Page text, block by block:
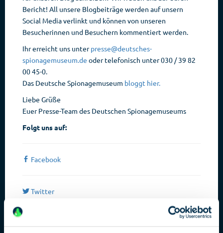
Bericht! All unsere Blogbeiträge werden auf unsern
Social Media verlinkt und können von unseren
Besucherinnen und Besuchern kommentiert werden.
Ihr erreicht uns unterpresse@deutsches-
spionagemuseum.de oder telefonisch unter 030 / 39 82
00 45-0.
Das Deutsche Spionagemuseum bloggt hier.
Liebe Grüße
Euer Presse-Team des Deutschen Spionagemuseums
Folgt uns auf:
b Facebook
a Twitter